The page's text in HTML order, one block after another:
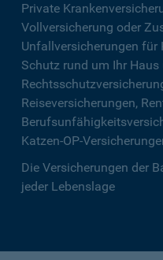
Private
Vollversicherung oder
Unfallversicherungen für
Schutz rund um Ihr
Reiseversicherungen,
Katzen-OP-
Die Versicherungen der
jeder Lebenslage